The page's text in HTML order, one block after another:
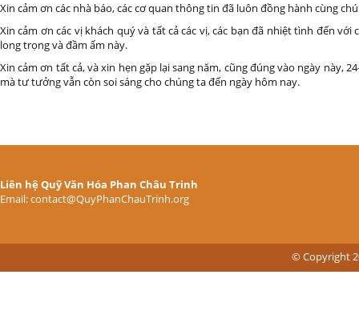
Xin cảm ơn các nhà báo, các cơ quan thông tin đã luôn đồng hành cùng
Xin cảm ơn các vị khách quý và tất cả các vị, các bạn đã nhiệt tình đến
long trọng và đầm ấm này.
Xin cảm ơn tất cả, và xin hẹn gặp lại sang năm, cũng đúng vào ngày này,
mà tư tưởng vẫn còn soi sáng cho chúng ta đến ngày hôm nay.
Liên hệ Quỹ Văn Hóa Phan Châu Trinh
Email: contact@QuyPhanChauTrinh.org
© Copyright